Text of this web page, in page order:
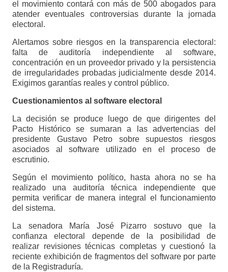
el movimiento contará con más de 500 abogados para
atender eventuales controversias durante la jornada
electoral.
Alertamos sobre riesgos en la transparencia electoral:
falta de auditoría independiente al software,
concentración en un proveedor privado y la persistencia
de irregularidades probadas judicialmente desde 2014.
Exigimos garantías reales y control público.
Cuestionamientos al software electoral
La decisión se produce luego de que dirigentes del
Pacto Histórico se sumaran a las advertencias del
presidente Gustavo Petro sobre supuestos riesgos
asociados al software utilizado en el proceso de
escrutinio.
Según el movimiento político, hasta ahora no se ha
realizado una auditoría técnica independiente que
permita verificar de manera integral el funcionamiento
del sistema.
La senadora María José Pizarro sostuvo que la
confianza electoral depende de la posibilidad de
realizar revisiones técnicas completas y cuestionó la
reciente exhibición de fragmentos del software por parte
de la Registraduría.